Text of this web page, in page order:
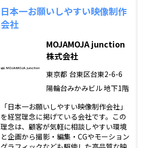
日本一お願いしやすい映像制作
会社
MOJAMOJA junction
株式会社
東京都 台東区台東2-6-6
陽輪台みかみビル 地下1階
「日本一お願いしやすい映像制作会社」
を経営理念に掲げている会社です。この
理念は、顧客が気軽に相談しやすい環境
と企画から撮影・編集・CGやモーション